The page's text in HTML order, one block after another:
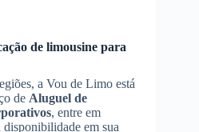
de limousine para
a Vou de Limo está
de Aluguel de
, entre em
em sua